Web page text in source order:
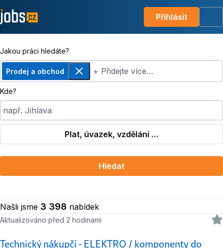
Přihlásit
Jakou práci hledáte?
Prodej a obchod
Odebrat+ Přidejte více…
Kde?
např. Jihlava
Plat, úvazek, vzdělání …
Hledat
Našli jsme 3 398 nabídek
Technický nákupčí - ELEKTRO / komponenty do
Aktualizováno před 2 hodinami